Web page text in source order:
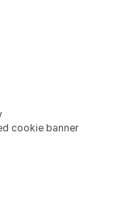
cookie banner